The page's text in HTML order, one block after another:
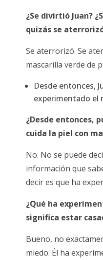
¿Se divirtió Juan?
quizás se
Se aterrorizó. Se
mascarilla verde de
Desde entonces,
experimentado el
¿Desde entonces,
cuida la piel con
No. No se puede
información que
decir es que ha
¿Qué ha
significa estar
Bueno, no
miedo. Él ha